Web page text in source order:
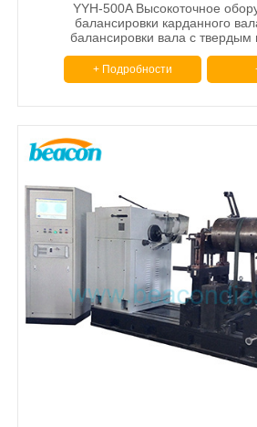
YYH-500A Высокоточное
балансировки карданного
балансировки вала с
+ Подробности